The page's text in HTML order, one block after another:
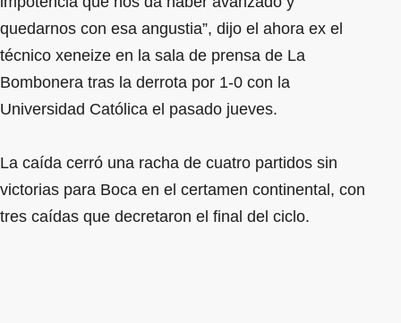
quedarnos con esa angustia”, dijo el ahora ex el
técnico xeneize en la sala de prensa de La
Bombonera tras la derrota por 1-0 con la
Universidad Católica el pasado jueves.
La caída cerró una racha de cuatro partidos sin
victorias para Boca en el certamen continental, con
tres caídas que decretaron el final del ciclo.